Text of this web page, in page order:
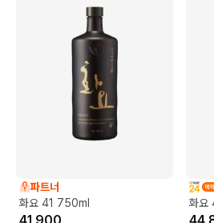
파트너
화요 41 750ml
화요